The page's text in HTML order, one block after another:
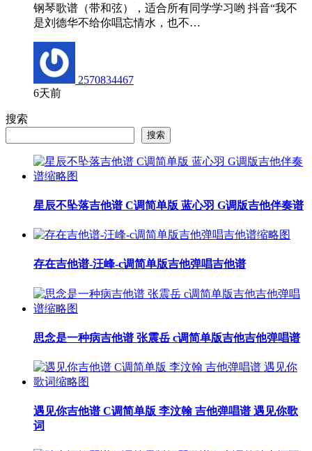
钢琴歌谱（带和弦），适合所有同学学习哟 抖音“我不
是刘德华不给你唱忘情水，也不…
2570834467
6天前
搜索
搜索
星辰不坠落吉他谱 C调简单版 蓝心羽 G调版吉他伴奏谱
存在吉他谱-汪峰-c调简单版吉他弹唱吉他谱
思念是一种病吉他谱 张震岳 c调简单版吉他吉他弹唱谱
遇见你吉他谱 C调简单版 李汶翰 吉他弹唱谱 遇见你歌
词